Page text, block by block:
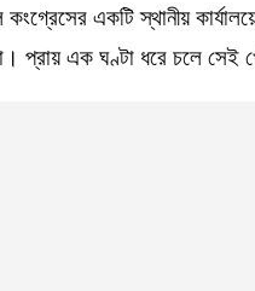
একটি স্থানীয়
প্রায় এক ঘণ্টা ধরে চলে সেই